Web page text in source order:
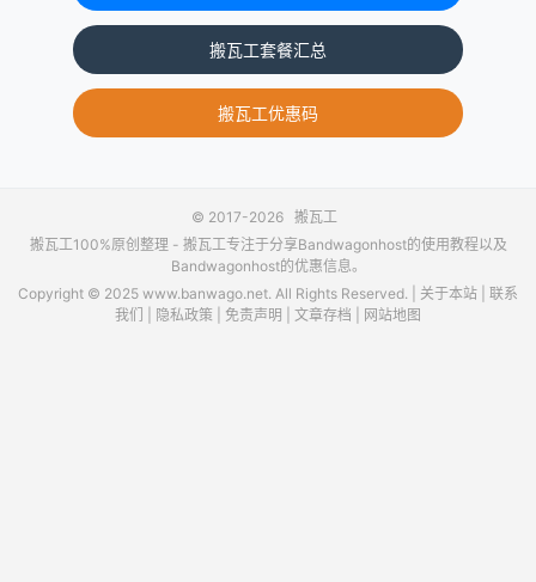
搬瓦工套餐汇总
搬瓦工优惠码
© 2017-2026 搬瓦工
搬瓦工100%原创整理 - 搬瓦工专注于分享Bandwagonhost的使用教程以及
Bandwagonhost的优惠信息。
Copyright © 2025 www.banwago.net. All Rights Reserved. | 关于本站
联系
我们
隐私政策 免责声明 文章存档 网站地图